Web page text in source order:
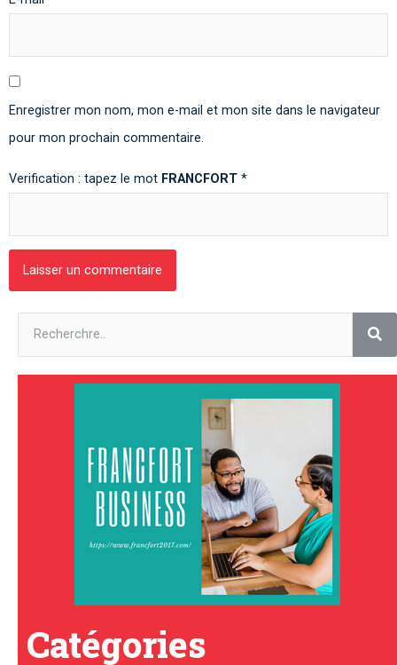
Enregistrer mon nom, mon e-mail et mon site dans le navigateur
pour mon prochain commentaire.
Verification : tapez le mot FRANCFORT *
Catégories